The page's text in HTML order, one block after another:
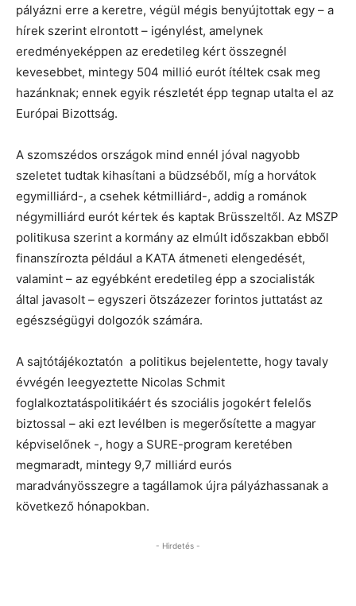
pályázni erre a keretre, végül mégis benyújtottak egy – a
hírek szerint elrontott – igénylést, amelynek
eredményeképpen az eredetileg kért összegnél
kevesebbet, mintegy 504 millió eurót ítéltek csak meg
hazánknak; ennek egyik részletét épp tegnap utalta el az
Európai Bizottság.
A szomszédos országok mind ennél jóval nagyobb
szeletet tudtak kihasítani a büdzséből, míg a horvátok
egymilliárd-, a csehek kétmilliárd-, addig a románok
négymilliárd eurót kértek és kaptak Brüsszeltől. Az MSZP
politikusa szerint a kormány az elmúlt időszakban ebből
finanszírozta például a KATA átmeneti elengedését,
valamint – az egyébként eredetileg épp a szocialisták
által javasolt – egyszeri ötszázezer forintos juttatást az
egészségügyi dolgozók számára.
A sajtótájékoztatón a politikus bejelentette, hogy tavaly
évvégén leegyeztette Nicolas Schmit
foglalkoztatáspolitikáért és szociális jogokért felelős
biztossal – aki ezt levélben is megerősítette a magyar
képviselőnek -, hogy a SURE-program keretében
megmaradt, mintegy 9,7 milliárd eurós
maradványösszegre a tagállamok újra pályázhassanak a
következő hónapokban.
- Hirdetés -